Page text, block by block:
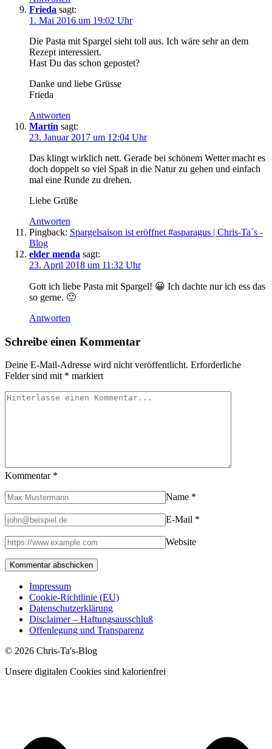
Frieda sagt:
1. Mai 2016 um 19:02 Uhr
Die Pasta mit Spargel sieht toll aus. Ich wäre sehr an dem
Rezept interessiert.
Hast Du das schon gepostet?
Danke und liebe Grüsse
Frieda
Antworten
Martin sagt:
23. Januar 2017 um 12:04 Uhr
Das klingt wirklich nett. Gerade bei schönem Wetter macht es
doch doppelt so viel Spaß in die Natur zu gehen und einfach
mal eine Runde zu drehen.
Liebe Grüße
Antworten
Pingback: Spargelsaison ist eröffnet #asparagus | Chris-Ta´s -
Blog
elder menda sagt:
23. April 2018 um 11:32 Uhr
Gott ich liebe Pasta mit Spargel! 😀 Ich dachte nur ich ess das
so gerne. 🙂
Antworten
Schreibe einen Kommentar
Deine E-Mail-Adresse wird nicht veröffentlicht. Erforderliche
Felder sind mit * markiert
Kommentar *
Name *
E-Mail *
Website
Impressum
Cookie-Richtlinie (EU)
Datenschutzerklärung
Disclaimer – Haftungsausschluß
Offenlegung und Transparenz
© 2026 Chris-Ta's-Blog
Unsere digitalen Cookies sind kalorienfrei